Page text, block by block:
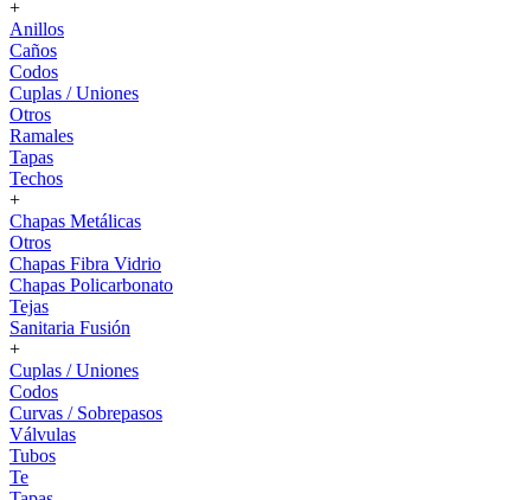
+
Anillos
Caños
Codos
Cuplas / Uniones
Otros
Ramales
Tapas
Techos
+
Chapas Metálicas
Otros
Chapas Fibra Vidrio
Chapas Policarbonato
Tejas
Sanitaria Fusión
+
Cuplas / Uniones
Codos
Curvas / Sobrepasos
Válvulas
Tubos
Te